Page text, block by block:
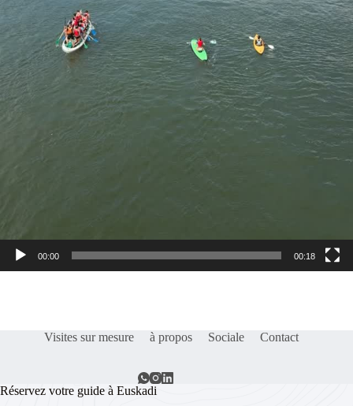
00:00 00:18
Visites sur mesure à propos Sociale Contact
Réservez votre guide à Euskadi